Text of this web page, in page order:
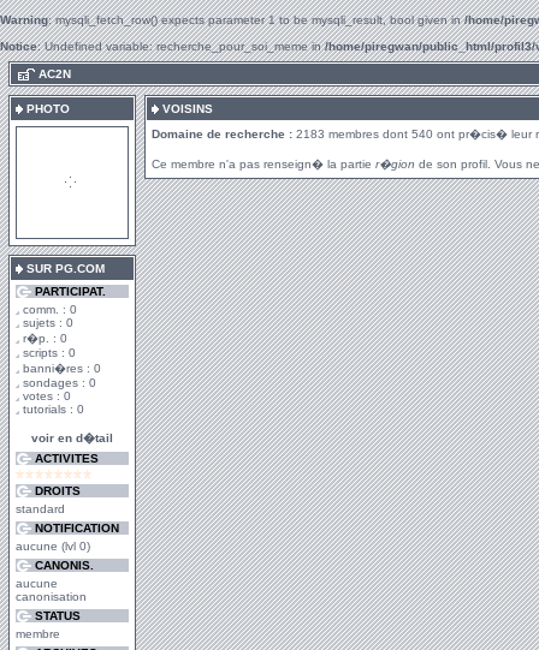
Warning: mysqli_fetch_row() expects parameter 1 to be mysqli_result, bool given in/home/
Notice: Undefined variable: recherche_pour_soi_meme in/home/piregwan/public_html/
AC2N
PHOTO
SUR PG.COM
PARTICIPAT.
comm. : 0
sujets : 0
r�p. : 0
scripts : 0
banni�res : 0
sondages : 0
votes : 0
tutorials : 0
voir en d�tail
ACTIVITES
DROITS
standard
NOTIFICATION
aucune (lvl 0)
CANONIS.
aucune
canonisation
STATUS
membre
VOISINS
Domaine de recherche : 2183 membres dont 540 ont pr�cis� leur
Ce membre n'a pas renseign� la partie r�gion de son profil. Vous